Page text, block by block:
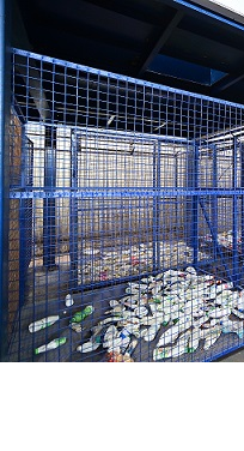
Перейти к основному содержанию